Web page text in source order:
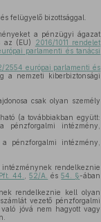
felügyelő bizottsággal.
a pénzügyi ágazat
az (EU)
2016/1011 rendelet
parlamenti és tanácsi
2554 európai parlamenti és
a nemzeti kiberbiztonsági
csak olyan személy
(a továbbiakban együtt:
intézmény,
pénzforgalmi intézmény,
intézménynek rendelkeznie
Pft. 44. ,52/A. és54. §-ában
rendelkeznie kell olyan
vezető pénzforgalmi
jóvá nem hagyott vagy